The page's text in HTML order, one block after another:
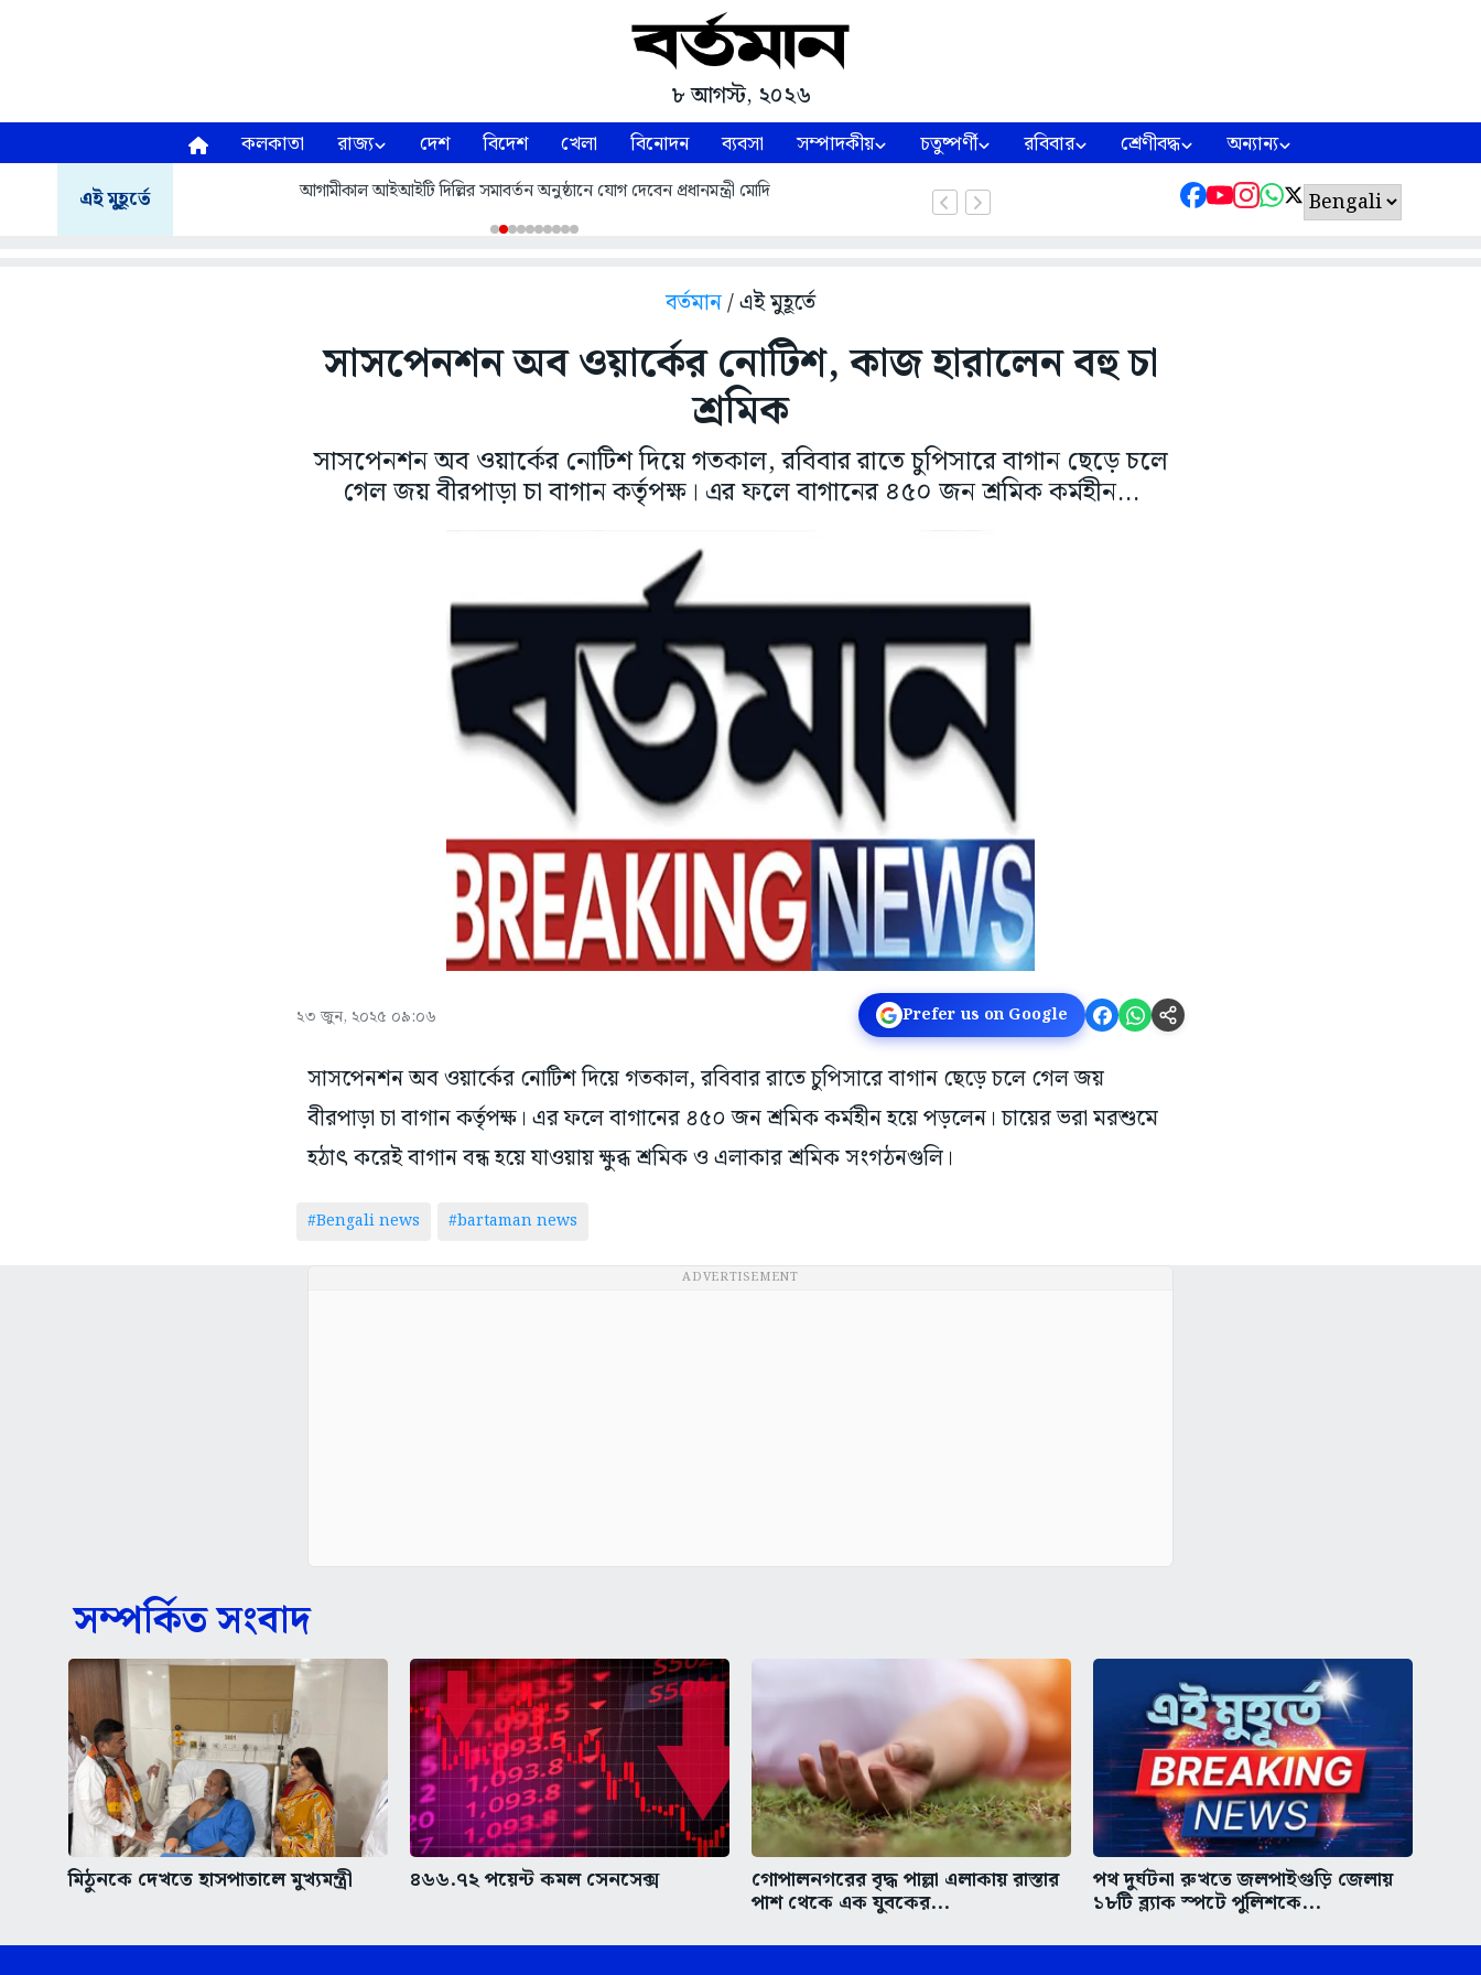
৮ আগস্ট, ২০২৬
কলকাতা রাজ্য দেশ বিদেশ খেলা বিনোদন ব্যবসা সম্পাদকীয় চতুষ্পর্ণী রবিবার শ্রেণীবদ্ধ অন্যান্য
এই মুহূর্তে আগামীকাল আইআইটি দিল্লির সমাবর্তন অনুষ্ঠানে যোগ দেবেন প্রধানমন্ত্রী মোদি
বর্তমান/ এই মুহূর্তে
সাসপেনশন অব ওয়ার্কের নোটিশ, কাজ হারালেন বহু চা
শ্রমিক
সাসপেনশন অব ওয়ার্কের নোটিশ দিয়ে গতকাল, রবিবার রাতে চুপিসারে বাগান ছেড়ে চলে
গেল জয় বীরপাড়া চা বাগান কর্তৃপক্ষ। এর ফলে বাগানের ৪৫০ জন শ্রমিক কর্মহীন...
২৩ জুন, ২০২৫ ০৯:০৬ Prefer us on Google
সাসপেনশন অব ওয়ার্কের নোটিশ দিয়ে গতকাল, রবিবার রাতে চুপিসারে বাগান ছেড়ে চলে গেল জয়
বীরপাড়া চা বাগান কর্তৃপক্ষ। এর ফলে বাগানের ৪৫০ জন শ্রমিক কর্মহীন হয়ে পড়লেন। চায়ের ভরা মরশুমে
হঠাৎ করেই বাগান বন্ধ হয়ে যাওয়ায় ক্ষুব্ধ শ্রমিক ও এলাকার শ্রমিক সংগঠনগুলি।
#Bengali news #bartaman news
ADVERTISEMENT
সম্পর্কিত সংবাদ
মিঠুনকে দেখতে হাসপাতালে মুখ্যমন্ত্রী ৪৬৬.৭২ পয়েন্ট কমল সেনসেক্স গোপালনগরের বৃদ্ধ পাল্লা এলাকায় রাস্তার
পাশ থেকে এক যুবকের...
পথ দুর্ঘটনা রুখতে জলপাইগুড়ি জেলায়
১৮টি ব্ল্যাক স্পটে পুলিশকে...